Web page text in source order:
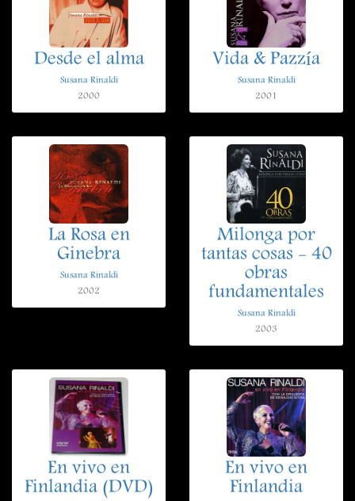
Desde el alma
Susana Rinaldi
2000
Vida & Pazzía
Susana Rinaldi
2001
La Rosa en
Ginebra
Susana Rinaldi
2002
Milonga por
tantas cosas - 40
obras
fundamentales
Susana Rinaldi
2003
En vivo en
Finlandia (DVD)
En vivo en
Finlandia